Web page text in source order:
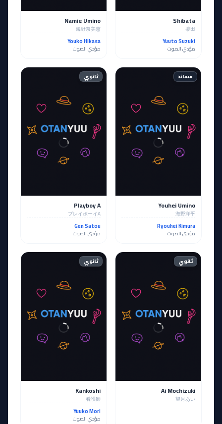
Shibata
柴田
Yuuto Suzuki
مؤدي الصوت
Namie Umino
海野奈美恵
Youko Hikasa
مؤدي الصوت
مساند
Youhei Umino
海野洋平
Ryouhei Kimura
مؤدي الصوت
ثانوي
Playboy A
プレイボーイA
Gen Satou
مؤدي الصوت
ثانوي
Ai Mochizuki
望月あい
ثانوي
Kankoshi
看護師
Yuuko Mori
مؤدي الصوت